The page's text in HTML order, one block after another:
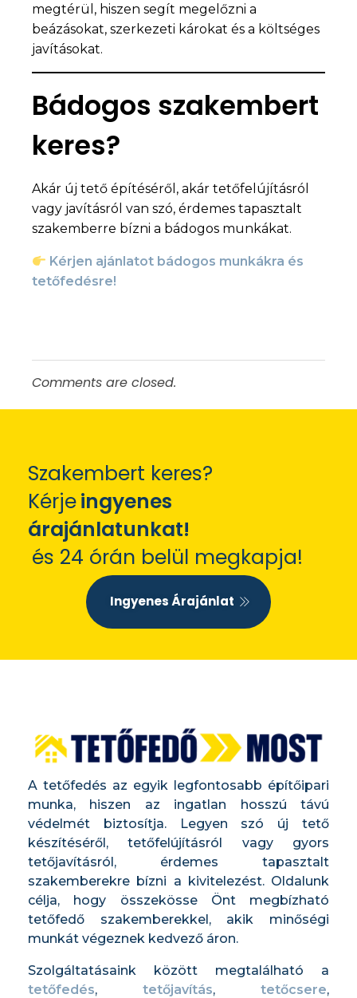
megtérül, hiszen segít megelőzni a
beázásokat, szerkezeti károkat és a költséges
javításokat.
Bádogos szakembert
keres?
Akár új tető építéséről, akár tetőfelújításról
vagy javításról van szó, érdemes tapasztalt
szakemberre bízni a bádogos munkákat.
Kérjen ajánlatot bádogos munkákra és
tetőfedésre!
Comments are closed.
Szakembert keres?
Kérjeingyenes
árajánlatunkat!
és 24 órán belül megkapja!
Ingyenes Árajánlat
A tetőfedés az egyik legfontosabb építőipari
munka, hiszen az ingatlan hosszú távú
védelmét biztosítja. Legyen szó új tető
készítéséről, tetőfelújításról vagy gyors
tetőjavításról, érdemes tapasztalt
szakemberekre bízni a kivitelezést. Oldalunk
célja, hogy összekösse Önt megbízható
tetőfedő szakemberekkel, akik minőségi
munkát végeznek kedvező áron.
Szolgáltatásaink között megtalálható a
tetőfedés, tetőjavítás, tetőcsere,